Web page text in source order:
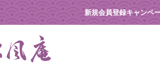
新規会員登録キャンペ